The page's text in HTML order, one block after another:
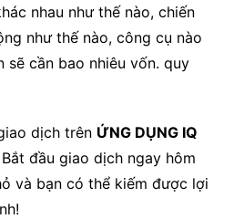
nhau như thế nào, chiến
như thế nào, công cụ nào
sẽ cần bao nhiêu vốn. quy
dịch trên ỨNG DỤNG IQ
đầu giao dịch ngay hôm
và bạn có thể kiếm được lợi